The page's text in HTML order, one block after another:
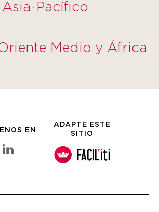
Asia-Pacífico
Medio y África
EN
linkedin Grupo Clarins
ADAPTE ESTE
SITIO